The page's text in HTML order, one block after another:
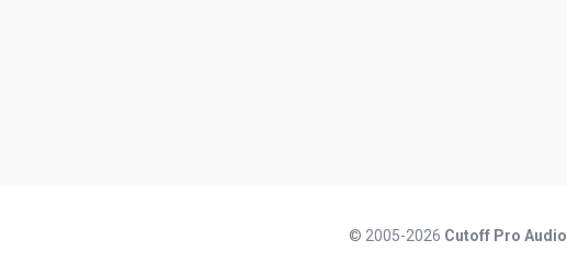
© 2005-2026 Cutoff Pro Audio